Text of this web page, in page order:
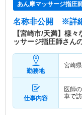
あん摩マッサージ指圧
名称非公開 ※詳細
【宮崎市/天満】様
ッサージ指圧師さん
勤務地
宮崎
仕事内容
医師
車で